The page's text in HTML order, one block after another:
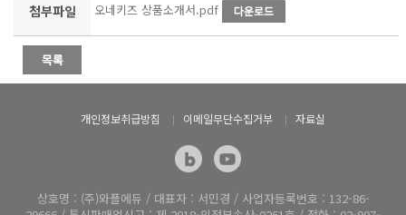
첨부파일 오네키즈 상품소개서.pdf
개인정보취급방침 이메일무단수집거부 자료실
상호명 : (주)와플에듀 / 대표자 : 서민경 / 사업자등록번호 : 132-86-